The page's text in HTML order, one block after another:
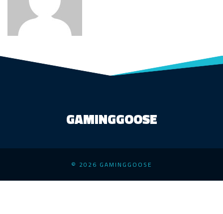
GAMINGGOOSE
© 2026 GAMINGGOOSE